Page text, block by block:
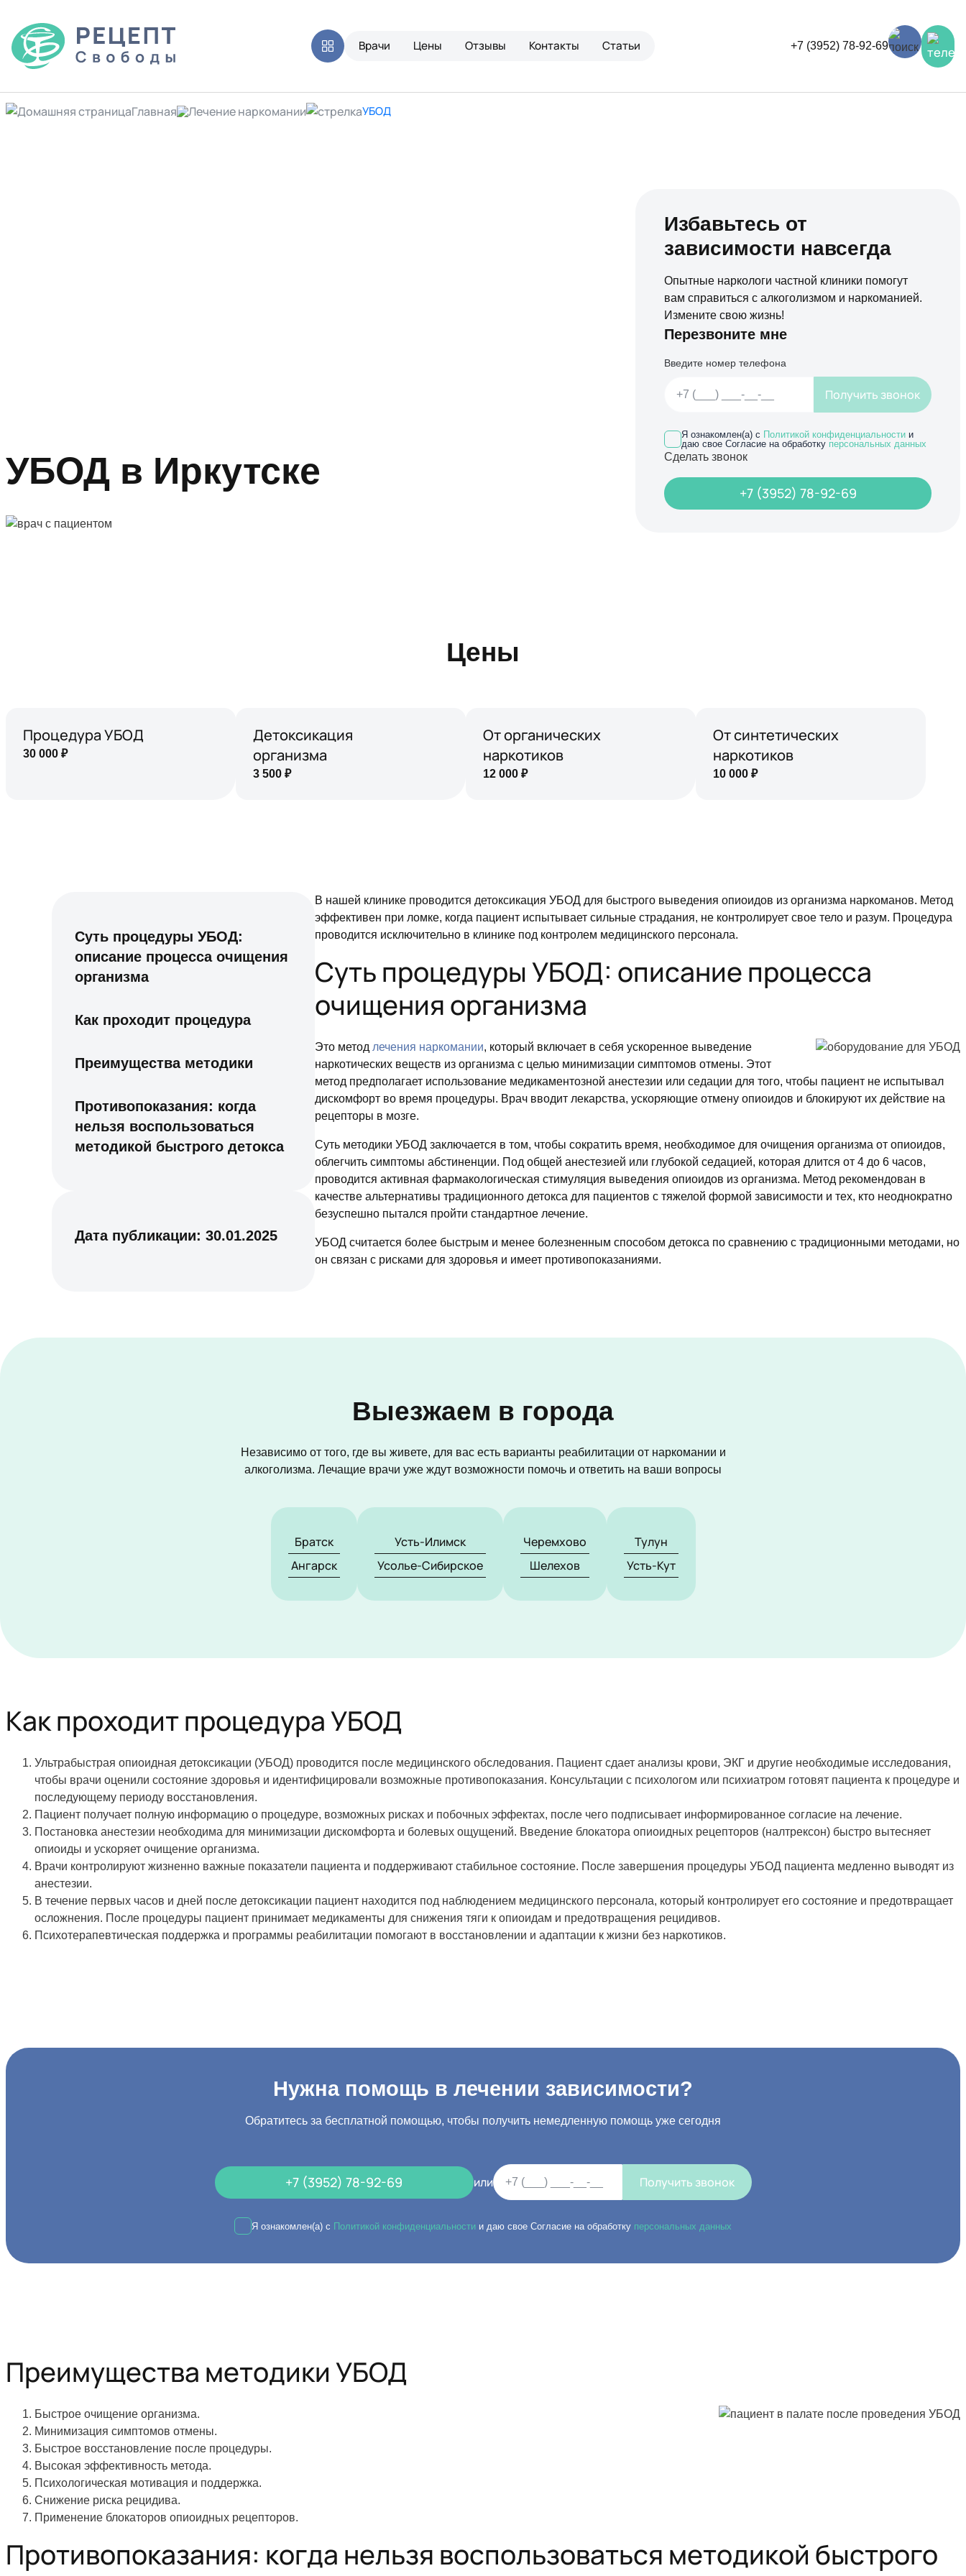
Врачи Цены Отзывы Контакты Статьи +7 (3952) 78-92-69
Главная Лечение наркомании УБОД
УБОД в Иркутске
Избавьтесь от
зависимости навсегда
Опытные наркологи частной клиники помогут
вам справиться с алкоголизмом и наркоманией.
Измените свою жизнь!
Перезвоните мне
Введите номер телефона
Получить звонок
Я ознакомлен(а) с Политикой конфиденциальности и
даю свое Согласие на обработку персональных данных
Сделать звонок
+7 (3952) 78-92-69
Цены
Процедура УБОД
30 000 ₽
Детоксикация
организма
3 500 ₽
От органических
наркотиков
12 000 ₽
От синтетических
наркотиков
10 000 ₽
Суть процедуры УБОД:
описание процесса очищения
организма
Как проходит процедура
Преимущества методики
Противопоказания: когда
нельзя воспользоваться
методикой быстрого детокса
Дата публикации:30.01.2025
В нашей клинике проводится детоксикация УБОД для быстрого выведения опиоидов из организма наркоманов. Метод
эффективен при ломке, когда пациент испытывает сильные страдания, не контролирует свое тело и разум. Процедура
проводится исключительно в клинике под контролем медицинского персонала.
Суть процедуры УБОД: описание процесса
очищения организма
Это метод лечения наркомании, который включает в себя ускоренное выведение
наркотических веществ из организма с целью минимизации симптомов отмены. Этот
метод предполагает использование медикаментозной анестезии или седации для того, чтобы пациент не испытывал
дискомфорт во время процедуры. Врач вводит лекарства, ускоряющие отмену опиоидов и блокируют их действие на
рецепторы в мозге.
Суть методики УБОД заключается в том, чтобы сократить время, необходимое для очищения организма от опиоидов,
облегчить симптомы абстиненции. Под общей анестезией или глубокой седацией, которая длится от 4 до 6 часов,
проводится активная фармакологическая стимуляция выведения опиоидов из организма. Метод рекомендован в
качестве альтернативы традиционного детокса для пациентов с тяжелой формой зависимости и тех, кто неоднократно
безуспешно пытался пройти стандартное лечение.
УБОД считается более быстрым и менее болезненным способом детокса по сравнению с традиционными методами, но
он связан с рисками для здоровья и имеет противопоказаниями.
Выезжаем в города
Независимо от того, где вы живете, для вас есть варианты реабилитации от наркомании и
алкоголизма. Лечащие врачи уже ждут возможности помочь и ответить на ваши вопросы
Братск
Ангарск
Усть-Илимск
Усолье-Сибирское
Черемхово
Шелехов
Тулун
Усть-Кут
Как проходит процедура УБОД
Ультрабыстрая опиоидная детоксикации (УБОД) проводится после медицинского обследования. Пациент сдает анализы крови, ЭКГ и другие необходимые исследования,
чтобы врачи оценили состояние здоровья и идентифицировали возможные противопоказания. Консультации с психологом или психиатром готовят пациента к процедуре и
последующему периоду восстановления.
Пациент получает полную информацию о процедуре, возможных рисках и побочных эффектах, после чего подписывает информированное согласие на лечение.
Постановка анестезии необходима для минимизации дискомфорта и болевых ощущений. Введение блокатора опиоидных рецепторов (налтрексон) быстро вытесняет
опиоиды и ускоряет очищение организма.
Врачи контролируют жизненно важные показатели пациента и поддерживают стабильное состояние. После завершения процедуры УБОД пациента медленно выводят из
анестезии.
В течение первых часов и дней после детоксикации пациент находится под наблюдением медицинского персонала, который контролирует его состояние и предотвращает
осложнения. После процедуры пациент принимает медикаменты для снижения тяги к опиоидам и предотвращения рецидивов.
Психотерапевтическая поддержка и программы реабилитации помогают в восстановлении и адаптации к жизни без наркотиков.
Нужна помощь в лечении зависимости?
Обратитесь за бесплатной помощью, чтобы получить немедленную помощь уже сегодня
+7 (3952) 78-92-69 или Получить звонок
Я ознакомлен(а) с Политикой конфиденциальности и даю свое Согласие на обработку персональных данных
Преимущества методики УБОД
Быстрое очищение организма.
Минимизация симптомов отмены.
Быстрое восстановление после процедуры.
Высокая эффективность метода.
Психологическая мотивация и поддержка.
Снижение риска рецидива.
Применение блокаторов опиоидных рецепторов.
Противопоказания: когда нельзя воспользоваться методикой быстрого